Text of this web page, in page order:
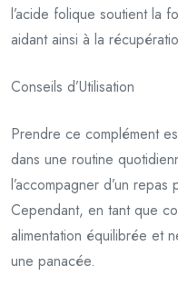
l’acide folique soutient la
aidant ainsi à la
Conseils d’Utilisation
Prendre ce complément
dans une routine
l’accompagner d’un repas
Cependant, en tant que
alimentation équilibrée et
une panacée.